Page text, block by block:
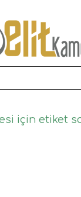
için etiket